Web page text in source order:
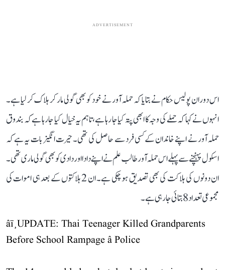
ADVERTISEMENT
اس دوران پولیس حکام نے بتایا کہ حملہ آور نے خود کو بھی گولی مار کر ہلاک کر لیا ہے۔
انہوں نے کہا کہ حملے کی وجہ کا ابھی پتہ کیا جا رہا ہے، تاہم یہ خیال کیا جا رہا ہے کہ بندوق
حملہ آور نے اپنے خاندان کے کسی فرد سے حاصل کی تھی۔ حیرت انگیز بات یہ ہے کہ
اسکول پہنچنے سے پہلے اس حملہ آور طالب علم نے اپنے دادا اور دادی کو بھی گولی ماری تھی۔
ان دونوں کی ہلاکت کی بھی تصدیق ہو چکی ہے۔ ان 2 ہلاکتوں کے بعد ہی اموات کی
مجموعی تعداد 8 بتائی جا رہی ہے۔
âï¸UPDATE: Thai Teenager Killed Grandparents
Before School Rampage â Police